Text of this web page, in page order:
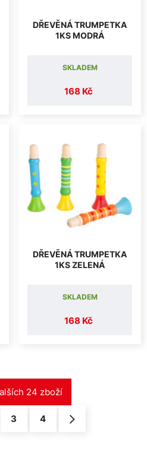
DŘEVĚNÁ TRUMPETKA
1KS MODRÁ
168 Kč
SKLADEM
DŘEVĚNÁ TRUMPETKA
1KS ZELENÁ
168 Kč
SKLADEM
3 4